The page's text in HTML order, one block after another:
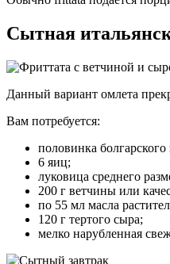
Сытная
Данный вариант омлета
Вам потребуется:
половинка болгарского
6 яиц;
луковица среднего
200 г ветчины или
по 55 мл масла
120 г тертого сыра;
мелко нарубленная